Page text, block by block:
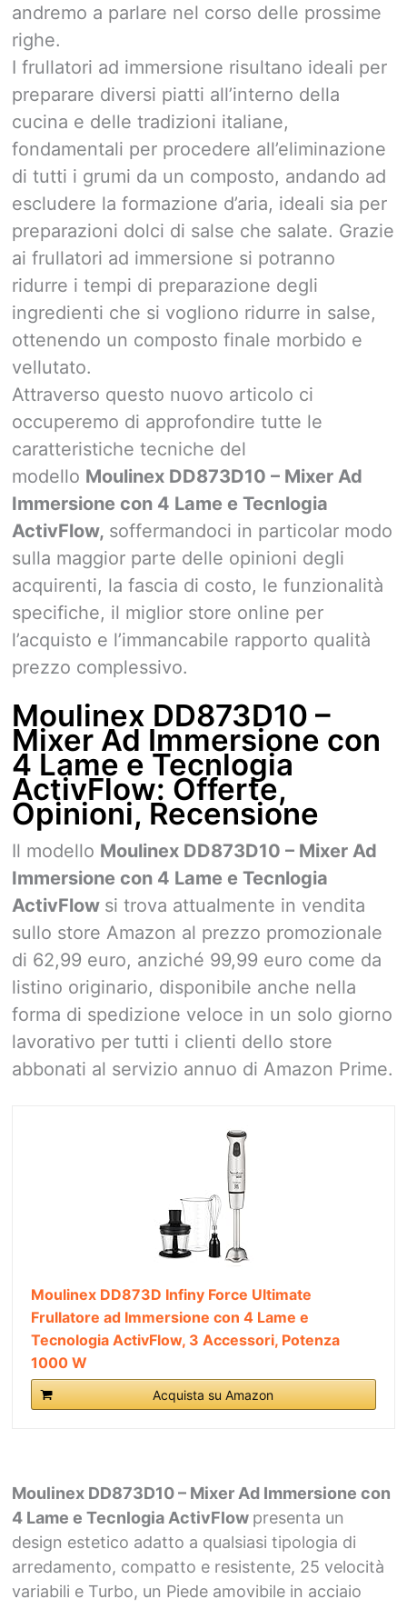
andremo a parlare nel corso delle prossime
righe.
I frullatori ad immersione risultano ideali per
preparare diversi piatti all’interno della
cucina e delle tradizioni italiane,
fondamentali per procedere all’eliminazione
di tutti i grumi da un composto, andando ad
escludere la formazione d’aria, ideali sia per
preparazioni dolci di salse che salate. Grazie
ai frullatori ad immersione si potranno
ridurre i tempi di preparazione degli
ingredienti che si vogliono ridurre in salse,
ottenendo un composto finale morbido e
vellutato.
Attraverso questo nuovo articolo ci
occuperemo di approfondire tutte le
caratteristiche tecniche del
modello Moulinex DD873D10 – Mixer Ad
Immersione con 4 Lame e Tecnlogia
ActivFlow, soffermandoci in particolar modo
sulla maggior parte delle opinioni degli
acquirenti, la fascia di costo, le funzionalità
specifiche, il miglior store online per
l’acquisto e l’immancabile rapporto qualità
prezzo complessivo.
Moulinex DD873D10 –
Mixer Ad Immersione con
4 Lame e Tecnlogia
ActivFlow: Offerte,
Opinioni, Recensione
Il modello Moulinex DD873D10 – Mixer Ad
Immersione con 4 Lame e Tecnlogia
ActivFlow si trova attualmente in vendita
sullo store Amazon al prezzo promozionale
di 62,99 euro, anziché 99,99 euro come da
listino originario, disponibile anche nella
forma di spedizione veloce in un solo giorno
lavorativo per tutti i clienti dello store
abbonati al servizio annuo di Amazon Prime.
Moulinex DD873D Infiny Force Ultimate
Frullatore ad Immersione con 4 Lame e
Tecnologia ActivFlow, 3 Accessori, Potenza
1000 W
Acquista su Amazon
Moulinex DD873D10 – Mixer Ad Immersione con
4 Lame e Tecnlogia ActivFlow presenta un
design estetico adatto a qualsiasi tipologia di
arredamento, compatto e resistente, 25 velocità
variabili e Turbo, un Piede amovibile in acciaio